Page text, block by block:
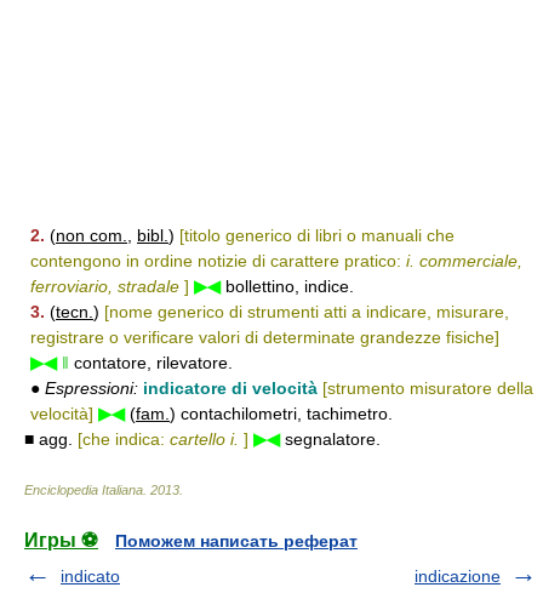
2. (non com. bibl. ) [titolo generico di libri o manuali che
contengono in ordine notizie di carattere pratico: i. commerciale,
ferroviario, stradale ] ▶◀bollettino, indice.
3. (tecn. ) [nome generico di strumenti atti a indicare, misurare,
registrare o verificare valori di determinate grandezze fisiche]
▶◀ ‖ contatore, rilevatore.
● Espressioni: indicatore di velocità [strumento misuratore della
velocità] ▶◀(fam. ) contachilometri, tachimetro.
■ agg. [che indica: cartello i. ] ▶◀segnalatore.
Enciclopedia Italiana 2013
Игры ⚽
Поможем написать реферат
indicato
indicazione